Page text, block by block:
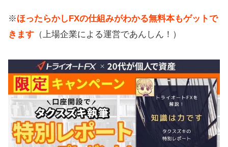
※ほったらかしFXの仕組みがわかる無料本もゲットで
きます （上場企業による運営であんしん！）